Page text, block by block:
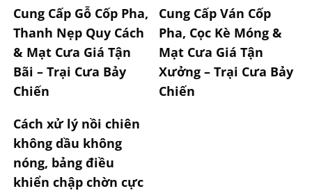
Cung Cấp Gỗ Cốp Pha,
Thanh Nẹp Quy Cách
& Mạt Cưa Giá Tận
Bãi – Trại Cưa Bảy
Chiến
Cung Cấp Ván Cốp
Pha, Cọc Kè Móng &
Mạt Cưa Giá Tận
Xưởng – Trại Cưa Bảy
Chiến
Cách xử lý nồi chiên
không dầu không
nóng, bảng điều
khiển chập chờn cực